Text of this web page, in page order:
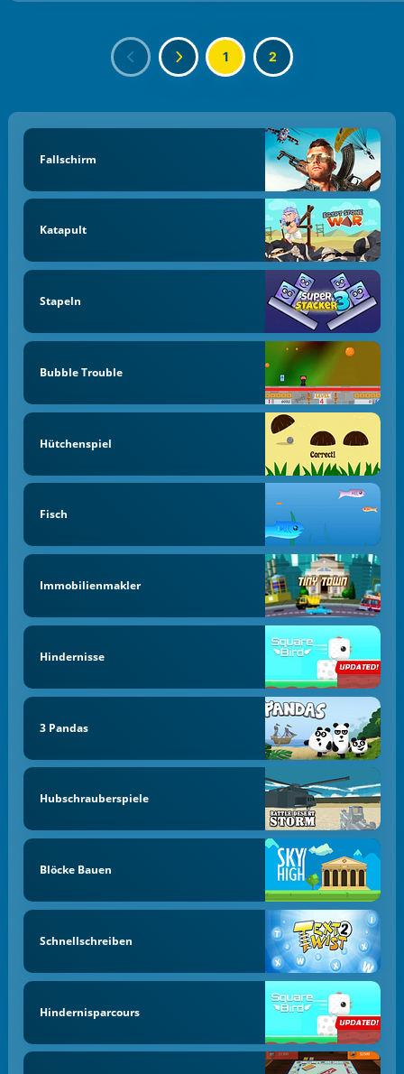
1 2
Fallschirm
Katapult
Stapeln
Bubble Trouble
Hütchenspiel
Fisch
Immobilienmakler
Hindernisse
3 Pandas
Hubschrauberspiele
Blöcke Bauen
Schnellschreiben
Hindernisparcours